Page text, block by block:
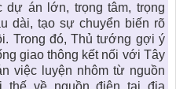
dự án lớn, trọng tâm, trọng
dài, tạo sự chuyển biến rõ
Trong đó, Thủ tướng gợi ý
giao thông kết nối với Tây
việc luyện nhôm từ nguồn